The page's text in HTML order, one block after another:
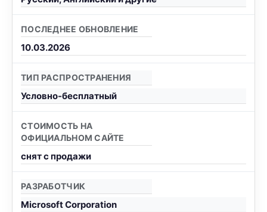
ПОСЛЕДНЕЕ ОБНОВЛЕНИЕ
10.03.2026
ТИП РАСПРОСТРАНЕНИЯ
Условно-бесплатный
СТОИМОСТЬ НА
ОФИЦИАЛЬНОМ САЙТЕ
снят с продажи
РАЗРАБОТЧИК
Microsoft Corporation